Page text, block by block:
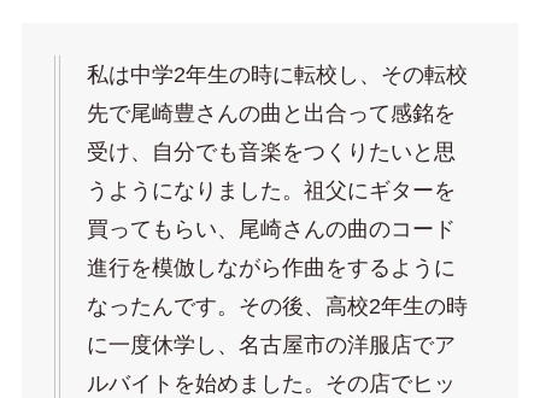
私は中学2年生の時に転校し、その転校
先で尾崎豊さんの曲と出合って感銘を
受け、自分でも音楽をつくりたいと思
うようになりました。祖父にギターを
買ってもらい、尾崎さんの曲のコード
進行を模倣しながら作曲をするように
なったんです。その後、高校2年生の時
に一度休学し、名古屋市の洋服店でア
ルバイトを始めました。その店でヒッ